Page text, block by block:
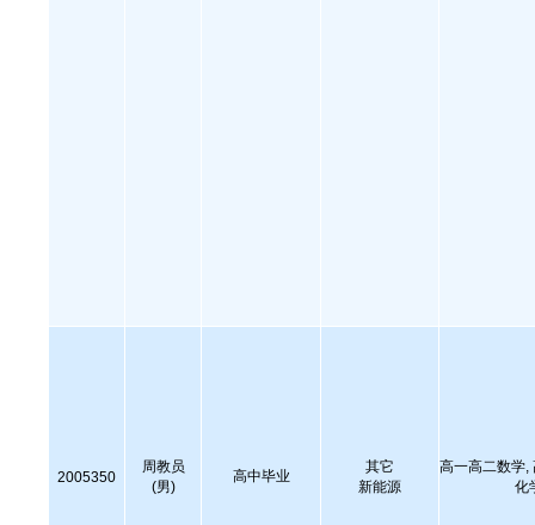
2005350
周教员
(男)
高中毕业
其它
新能源
高一高二数学,
化